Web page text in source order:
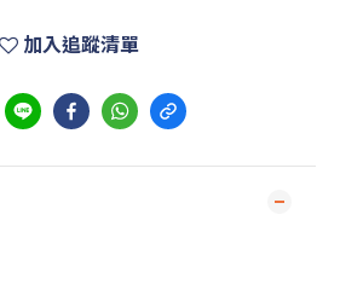
加入追蹤清單